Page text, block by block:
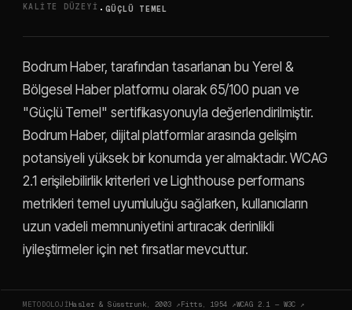
KALITE DÜZEYI ·GÜÇLÜ TEMEL
Bodrum Haber, tarafından tasarlanan bu Yerel &
Bölgesel Haber platformu olarak 65/100 puan ve
"Güçlü Temel" sertifikasyonuyla değerlendirilmiştir.
Bodrum Haber, dijital platformlar arasında gelişim
potansiyeli yüksek bir konumda yer almaktadır. WCAG
2.1 erişilebilirlik kriterleri ve Lighthouse performans
metrikleri temel uyumluluğu sağlarken, kullanıcıların
uzun vadeli memnuniyetini artıracak derinlikli
iyileştirmeler için net fırsatlar mevcuttur.
METODOLOJIHasler & Süsstrunk, 2003 ↗Fitts, 1954 ↗WCAG 2.1 — W3C ↗